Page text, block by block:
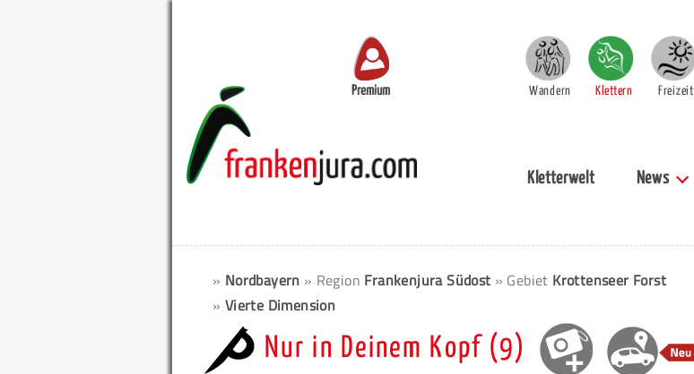
Premium Wandern Klettern Freizeit
Kletterwelt News
» Nordbayern » Region Frankenjura Südost » Gebiet Krottenseer Forst
» Vierte Dimension
Nur in Deinem Kopf (9)